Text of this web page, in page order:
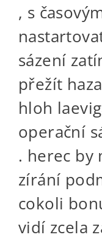
, s
sázení
přežít
hloh
operační
. herec by
zírání
cokoli
vidí zcela